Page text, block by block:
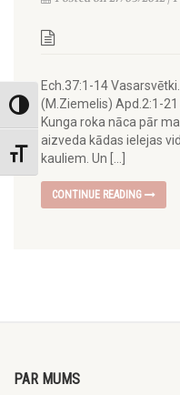
Toggle High Contrast
Toggle Font size
Ech.37:1-14
(M.Ziemelis) Apd.2:1-
Kunga roka nāca pār
aizveda kādas ielejas
kauliem. Un […]
CONTINUE READING
PAR MUMS